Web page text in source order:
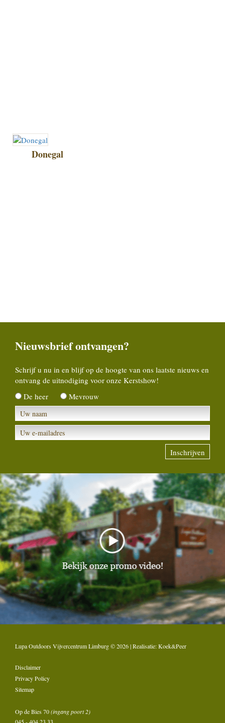
Donegal
Nieuwsbrief ontvangen?
Schrijf u nu in en blijf op de hoogte van ons laatste nieuws en
ontvang de uitnodiging voor onze Kerstshow!
De heer
Mevrouw
Lupa Outdoors Vijvercentrum Limburg © 2026 | Realisatie:Koek&Peer
Disclaimer
Privacy Policy
Sitemap
Op de Bies 70(ingang poort 2)